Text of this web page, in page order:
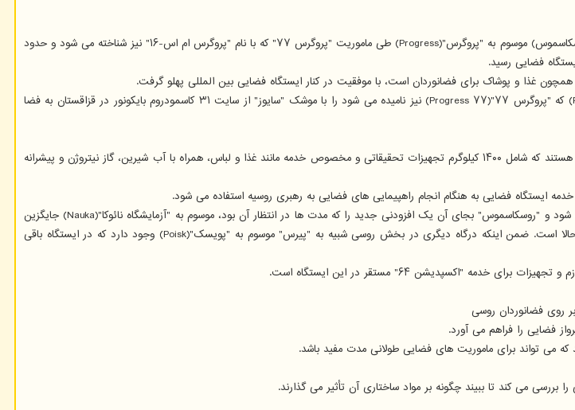
کشتی باری جدید سازمان فضایی روسیه(روسکاسموس) موسوم به "پروگرس"(Progress) طی ماموریت "پروگرس ۷۷" که با نام "پروگرس ام اس-۱۶" نیز شناخته می شود و حدود
غذا و پوشاک برای فضانوردان است، با موفقیت در کنار ایستگاه فضایی بین المللی پهلو گرفت.
آژانس فضایی روسیه موسوم به "روسکاسموس"(Roscosmos) کشتی باری "پروگرس ام اس-۱۶"(Progress MS-۱۶) که "پروگرس ۷۷"(Progress ۷۷) نیز نامیده می شود را با موشک "سایوز" از سایت ۳۱ کاسمودروم بایکونور در قزاقستان به فضا
این ماموریت حامل تقریباً ۲۴۶۰ کیلوگرم بار و لوازم برای خدمه ای است که هم اکنون در ایستگاه فضایی مستقر هستند که شامل ۱۴۰۰ کیلوگرم تجهیزات تحقیقاتی و مخصوص خدمه مانند غذا و لباس، همراه با آب شیرین، گاز نیتروژن و پیشرانه
قرار است هنگامی که فضاپیمای "پروگرس ۷۷" در ماه ژوئیه ماموریت خودرا به انتها می رساند، "پیرس" برداشته شود و "روسکاسموس" بجای آن یک افزودنی جدید را که مدت ها در انتظار آن بود، موسوم به "آزمایشگاه نائوکا"(Nauka) جایگزین
می کند. این بزرگترین افزودنی به بخش روسی ایستگاه فضایی از زمان نصب ماژول Zvezda در سال ۲۰۰۰ تا حالا است. ضمن اینکه درگاه دیگری در بخش روسی شبیه به "پیرس" موسوم به "پویسک"(Poisk) وجود دارد که در ایستگاه باقی
می تواند برای ماموریت های فضایی طولانی مدت مفید باشد.